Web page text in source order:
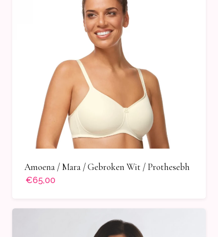
Amoena / Mara / Gebroken Wit / Prothesebh
€65,00